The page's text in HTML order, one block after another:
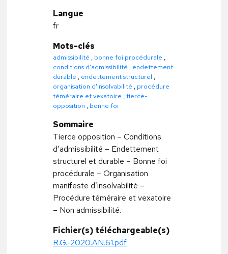
Langue
fr
Mots-clés
admissibilité , bonne foi procédurale ,
conditions d'admissibilité , endettement
durable , endettement structurel ,
organisation d'insolvabilité , procédure
téméraire et vexatoire ,tierce-
opposition , bonne foi
Sommaire
Tierce opposition – Conditions
d’admissibilité – Endettement
structurel et durable – Bonne foi
procédurale – Organisation
manifeste d’insolvabilité –
Procédure téméraire et vexatoire
– Non admissibilité.
Fichier(s) téléchargeable(s)
R.G.-2020.AN.61.pdf